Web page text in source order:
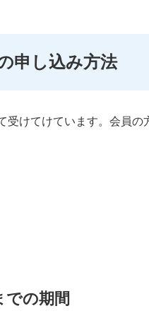
申し込み方法
受けてけています。会員
の期間